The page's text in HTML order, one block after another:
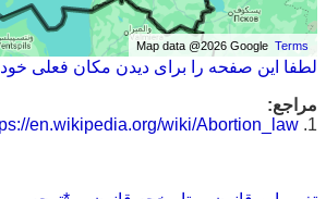
Map data @2026 GoogleTerms
لطفا این صفحه را برای دیدن مکان فعلی خود
مراجع:
1.
en.wikipedia.org/wiki/Abortion_law